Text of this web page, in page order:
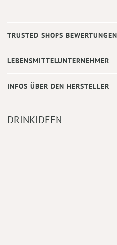
TRUSTED SHOPS BEWERTUNGEN
LEBENSMITTELUNTERNEHMER
INFOS ÜBER DEN HERSTELLER
DRINKIDEEN